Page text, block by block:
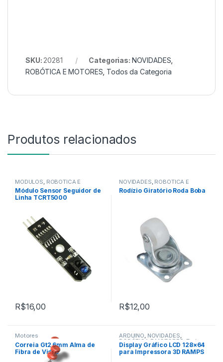
SKU: 20281 Categorias: NOVIDADES
ROBÓTICA E MOTORES Todos da Categoria
Produtos relacionados
MÓDULOS ROBÓTICA E
MOTORES, SENSORES
SENSORES E MÓDULOS,Todos
da Categoria
Módulo Sensor Seguidor de
Linha TCRT5000
R$16,00
NOVIDADES ROBÓTICA E
MOTORES , Rodas Todos da
Categoria
Rodízio Giratório Roda Boba
R$12,00
Motores
,
NOVIDADES
,
ROBÓTICA E MOTORES
Correia Gt2 6mm Alma de
Fibra de Vidro
ARDUINO, NOVIDADES,
ROBÓTICA E MOTORES,Todos
da Categoria
Display Gráfico LCD 128×64
para Impressora 3D RAMPS